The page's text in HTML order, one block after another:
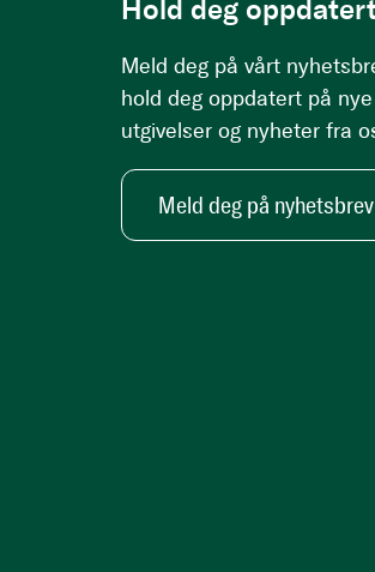
Hold deg
Meld deg på vårt
hold deg oppdatert på nye
utgivelser og nyheter fra
Meld deg på nyhetsbrev